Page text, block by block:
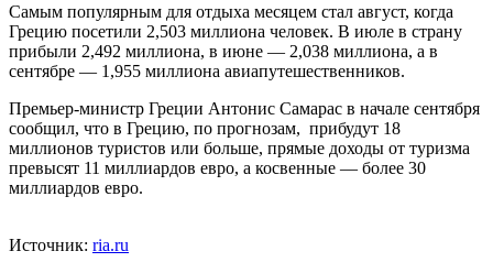
Самым популярным для отдыха месяцем стал август, когда
Грецию посетили 2,503 миллиона человек. В июле в страну
прибыли 2,492 миллиона, в июне — 2,038 миллиона, а в
сентябре — 1,955 миллиона авиапутешественников.
Премьер-министр Греции Антонис Самарас в начале сентября
сообщил, что в Грецию, по прогнозам, прибудут 18
миллионов туристов или больше, прямые доходы от туризма
превысят 11 миллиардов евро, а косвенные — более 30
миллиардов евро.
Источник: ria.ru